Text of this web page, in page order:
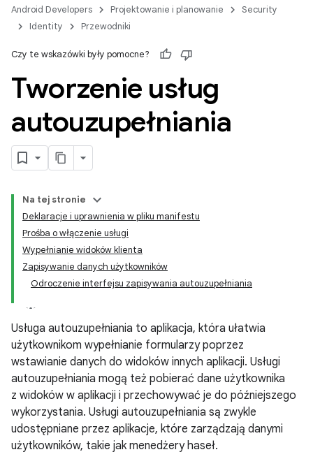
Android Developers Projektowanie i planowanie
Security
Identity
Przewodniki
Czy te wskazówki były pomocne?
Tworzenie usług
autouzupełniania
Na tej stronie
Deklaracje i uprawnienia w pliku manifestu
Prośba o włączenie usługi
Wypełnianie widoków klienta
Zapisywanie danych użytkowników
Odroczenie interfejsu zapisywania autouzupełniania
Usługa autouzupełniania to aplikacja, która ułatwia
użytkownikom wypełnianie formularzy poprzez
wstawianie danych do widoków innych aplikacji. Usługi
autouzupełniania mogą też pobierać dane użytkownika
z widoków w aplikacji i przechowywać je do późniejszego
wykorzystania. Usługi autouzupełniania są zwykle
udostępniane przez aplikacje, które zarządzają danymi
użytkowników, takie jak menedżery haseł.